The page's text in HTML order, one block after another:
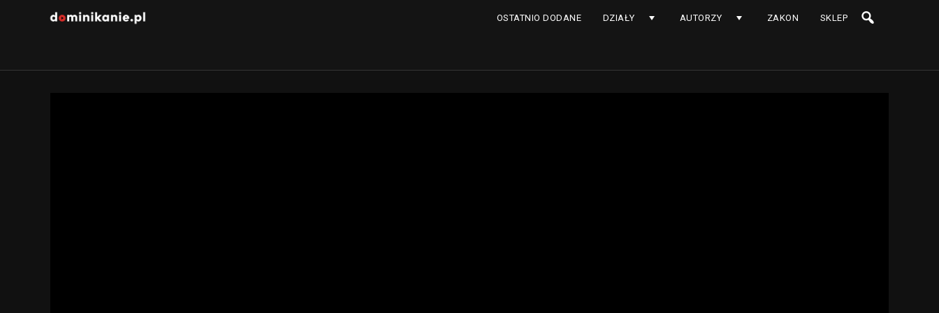
OSTATNIO DODANE DZIAŁY AUTORZY ZAKON SKLEP